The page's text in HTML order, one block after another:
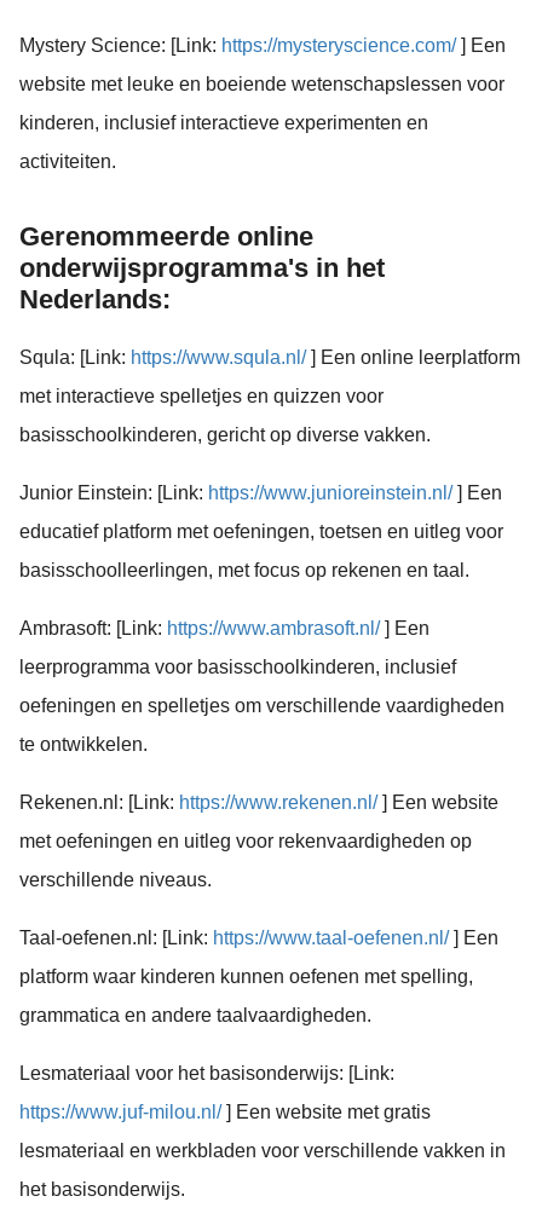
Mystery Science: [Link: https://mysteryscience.com/] Een
website met leuke en boeiende wetenschapslessen voor
kinderen, inclusief interactieve experimenten en
activiteiten.
Gerenommeerde online
onderwijsprogramma's in het
Nederlands:
Squla: [Link: https://www.squla.nl/] Een online leerplatform
met interactieve spelletjes en quizzen voor
basisschoolkinderen, gericht op diverse vakken.
Junior Einstein: [Link: https://www.junioreinstein.nl/] Een
educatief platform met oefeningen, toetsen en uitleg voor
basisschoolleerlingen, met focus op rekenen en taal.
Ambrasoft: [Link: https://www.ambrasoft.nl/] Een
leerprogramma voor basisschoolkinderen, inclusief
oefeningen en spelletjes om verschillende vaardigheden
te ontwikkelen.
Rekenen.nl: [Link: https://www.rekenen.nl/] Een website
met oefeningen en uitleg voor rekenvaardigheden op
verschillende niveaus.
Taal-oefenen.nl: [Link: https://www.taal-oefenen.nl/] Een
platform waar kinderen kunnen oefenen met spelling,
grammatica en andere taalvaardigheden.
Lesmateriaal voor het basisonderwijs: [Link:
https://www.juf-milou.nl/] Een website met gratis
lesmateriaal en werkbladen voor verschillende vakken in
het basisonderwijs.